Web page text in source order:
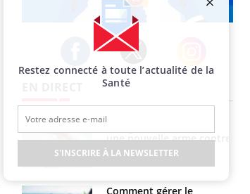
Facebook Twitter Instagram
une nouvelle arme contre
les réactions sévères
Comment gérer le
Restez connecté à toute l’actualité de la
Santé
S'INSCRIRE À LA NEWSLETTER